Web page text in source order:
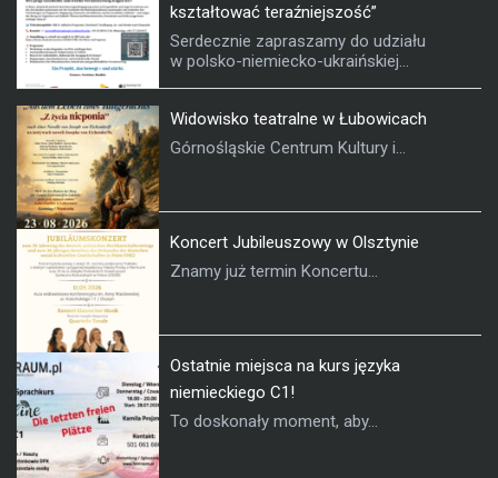
kształtować teraźniejszość”
Serdecznie zapraszamy do udziału
w polsko-niemiecko-ukraińskiej...
Widowisko teatralne w Łubowicach
Górnośląskie Centrum Kultury i...
Koncert Jubileuszowy w Olsztynie
Znamy już termin Koncertu...
Ostatnie miejsca na kurs języka
niemieckiego C1!
To doskonały moment, aby...